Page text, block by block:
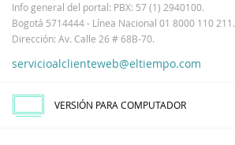
Info general del portal: PBX: 57 (1) 2940100.
Bogotá 5714444 - Línea Nacional 01 8000 110 211.
Dirección: Av. Calle 26 # 68B-70.
servicioalclienteweb@eltiempo.com
VERSIÓN PARA COMPUTADOR